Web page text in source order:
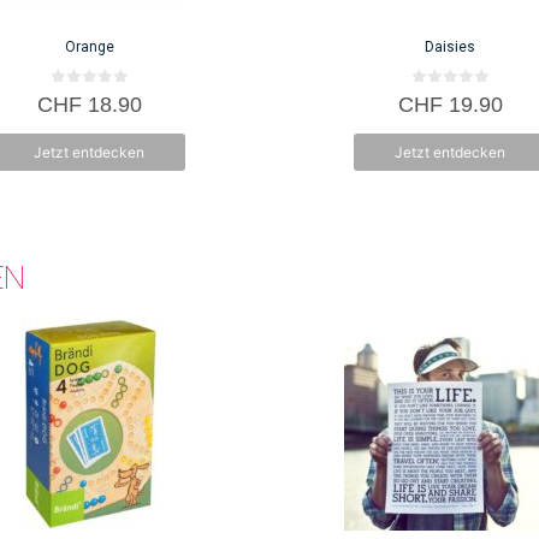
Orange
0
v
5
CHF18.90
Jetzt entdecken
Daisies
0
v
5
CHF19.90
Jetzt entdecken